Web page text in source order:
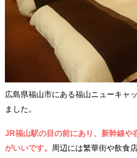
広島県福山市にある福山ニューキャ
ました。
JR福山駅の目の前にあり、新幹線や
がいいです。
周辺には繁華街や飲食